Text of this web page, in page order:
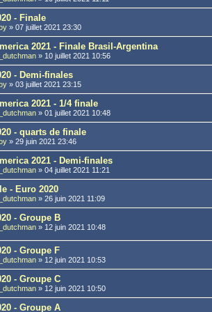
- Finale
»07 juillet 2021 23:30
2021 - Finale Brasil-Argentina
» 10 juillet 2021 10:56
- Demi-finales
»03 juillet 2021 23:15
2021 - 1/4 finale
»01 juillet 2021 10:48
- quarts de finale
»29 juin 2021 23:46
2021 - Demi-finales
»04 juillet 2021 11:21
- Euro 2020
»26 juin 2021 11:09
- Groupe B
» 12 juin 2021 10:48
- Groupe F
» 12 juin 2021 10:53
- Groupe C
» 12 juin 2021 10:50
- Groupe A